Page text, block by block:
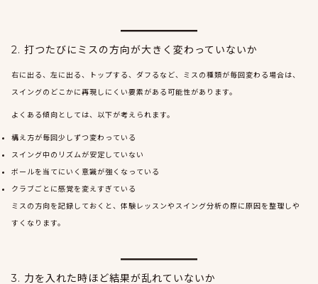
2. 打つたびにミスの方向が大きく変わっていないか
右に出る、左に出る、トップする、ダフるなど、ミスの種類が毎回変わる場合は、
スイングのどこかに再現しにくい要素がある可能性があります。
よくある傾向としては、以下が考えられます。
構え方が毎回少しずつ変わっている
スイング中のリズムが安定していない
ボールを当てにいく意識が強くなっている
クラブごとに感覚を変えすぎている
ミスの方向を記録しておくと、体験レッスンやスイング分析の際に原因を整理しや
すくなります。
3. 力を入れた時ほど結果が乱れていないか